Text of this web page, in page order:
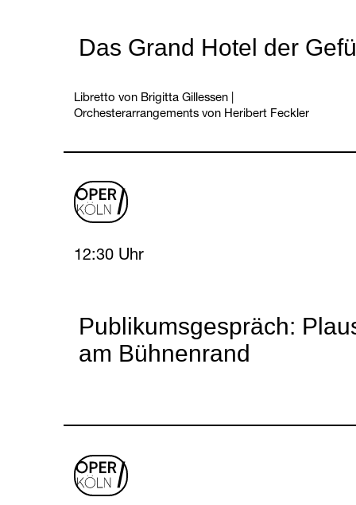
Das Grand Hotel der
Libretto von Brigitta Gillessen
Orchesterarrangements von Heribert Feckler
Publikumsgespräch:
am Bühnenrand
Sunday, 25 April 2027
12:30 Uhr
oper
oper